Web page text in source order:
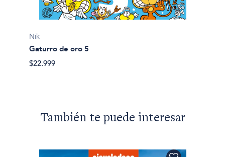
Nik
Gaturro de oro 5
$22.999
También te puede interesar